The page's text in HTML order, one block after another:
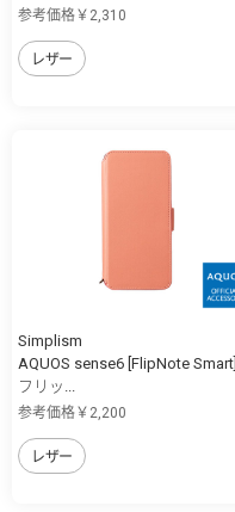
参考価格￥2,310
レザー
Simplism
AQUOS sense6 [FlipNote Smart]
フリッ...
参考価格￥2,200
レザー